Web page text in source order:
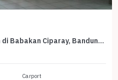
Rumah Minimalis Disewakan di Babakan Ciparay, Bandung, Harga Ekonomis
Carport